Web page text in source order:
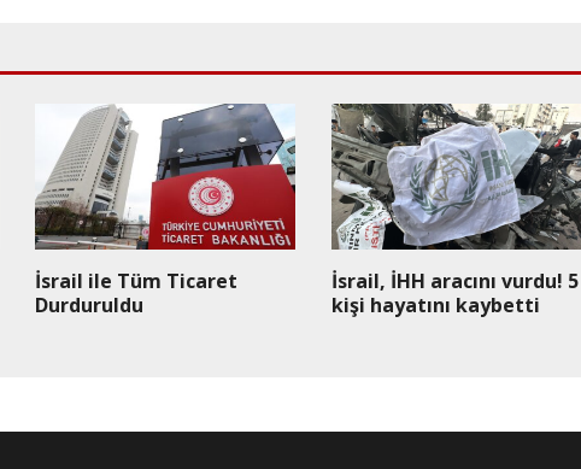
İsrail ile Tüm Ticaret
Durduruldu
İsrail, İHH aracını vurdu! 5
kişi hayatını kaybetti